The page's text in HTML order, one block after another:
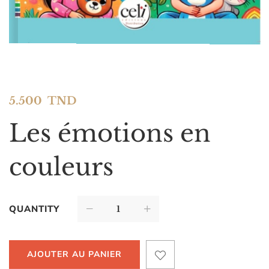
5.500 TND
Les émotions en
couleurs
QUANTITY
AJOUTER AU PANIER